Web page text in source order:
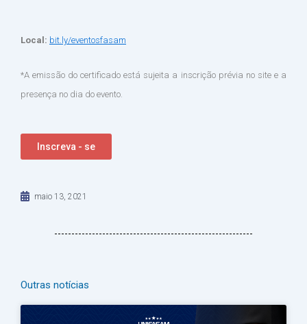
Local: bit.ly/eventosfasam
*A emissão do certificado está sujeita a inscrição prévia no site e a
presença no dia do evento.
Inscreva - se
maio 13, 2021
Outras notícias